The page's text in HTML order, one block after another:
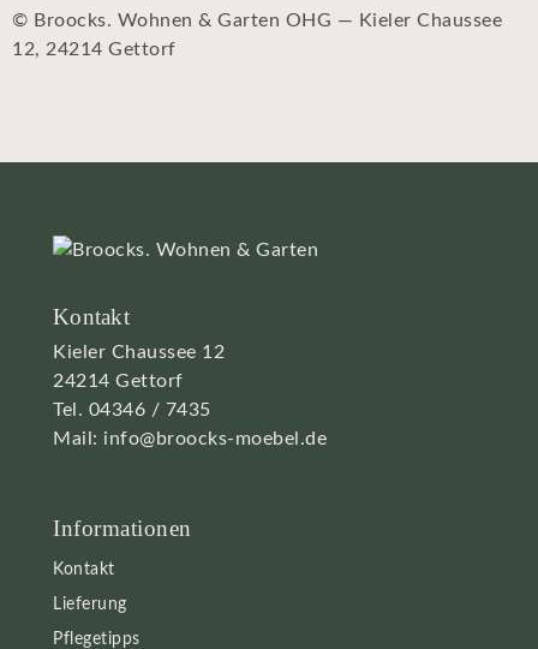
© Broocks. Wohnen & Garten OHG — Kieler Chaussee
12, 24214 Gettorf
Kontakt
Kieler Chaussee 12
24214 Gettorf
Tel. 04346 / 7435
Mail: info@broocks-moebel.de
Informationen
Kontakt
Lieferung
Pflegetipps